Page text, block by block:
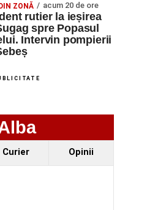
ZONĂ acum 20 de ore
rutier la ieșirea
spre Popasul
Intervin pompierii
Curier Opinii